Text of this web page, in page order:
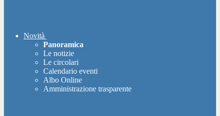
Novità
Panoramica
Le notizie
Le circolari
Calendario eventi
Albo Online
Amministrazione trasparente